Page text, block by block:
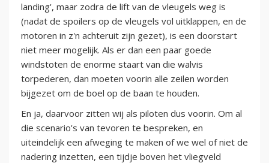
landing', maar zodra de lift van de vleugels weg is
(nadat de spoilers op de vleugels vol uitklappen, en de
motoren in z'n achteruit zijn gezet), is een doorstart
niet meer mogelijk. Als er dan een paar goede
windstoten de enorme staart van die walvis
torpederen, dan moeten voorin alle zeilen worden
bijgezet om de boel op de baan te houden.
En ja, daarvoor zitten wij als piloten dus voorin. Om al
die scenario's van tevoren te bespreken, en
uiteindelijk een afweging te maken of we wel of niet de
nadering inzetten, een tijdje boven het vliegveld